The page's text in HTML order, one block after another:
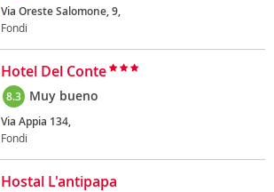
Via Oreste Salomone, 9,
Fondi
Hotel Del Conte
8.3 Muy bueno
Via Appia 134,
Fondi
Hostal L'antipapa